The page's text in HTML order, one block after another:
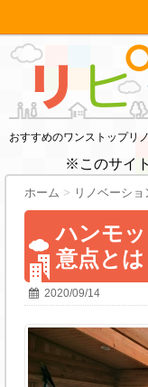
おすすめのワンストップリ
※このサイ
ホーム > リノベーシ
ハンモ
意点とは
2020/09/14